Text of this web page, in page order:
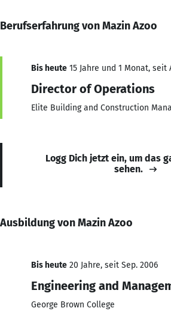
Berufserfahrung von Mazin Azoo
Bis heute 15 Jahre und 1 Monat, seit
Director of Operations
Elite Building and Construction
Logg Dich jetzt ein, um das
sehen.
Ausbildung von Mazin Azoo
Bis heute 20 Jahre, seit Sep. 2006
Engineering and
George Brown College